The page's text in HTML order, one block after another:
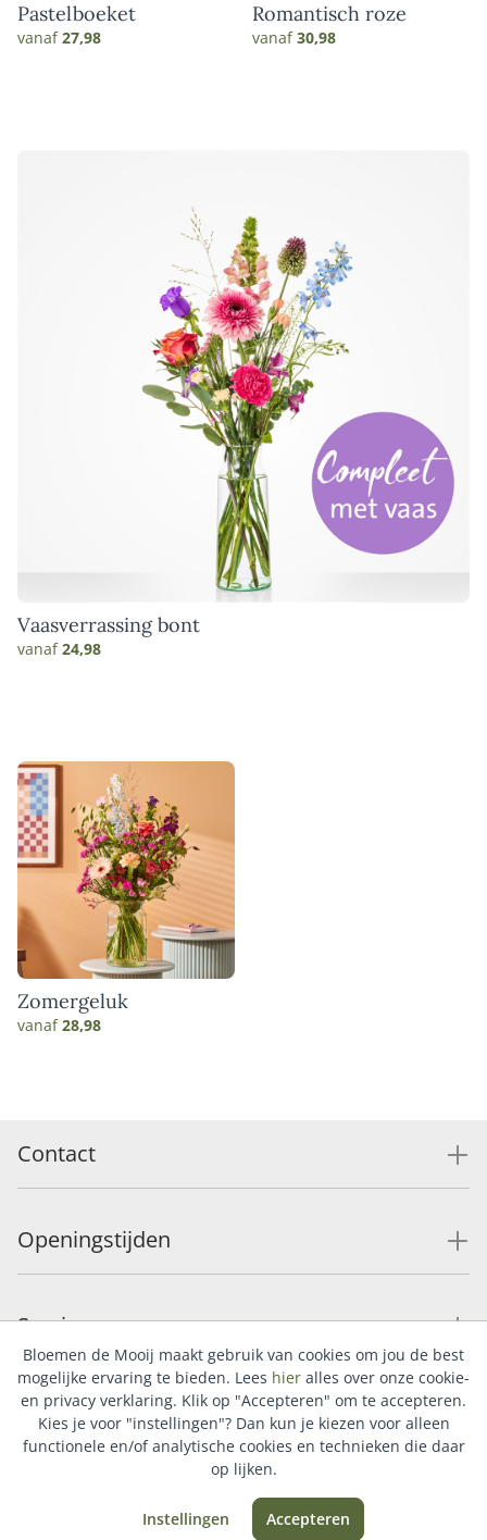
Pastelboeket
vanaf27,98
Romantisch roze
vanaf30,98
Vaasverrassing bont
vanaf24,98
Zomergeluk
vanaf28,98
Contact
Openingstijden
Service
Populaire categorieën
Bloemen de Mooij maakt gebruik van cookies om jou de best
mogelijke ervaring te bieden. Lees hier alles over onze cookie-
en privacy verklaring. Klik op "Accepteren" om te accepteren.
Kies je voor "instellingen"? Dan kun je kiezen voor alleen
functionele en/of analytische cookies en technieken die daar
op lijken.
Instellingen Accepteren